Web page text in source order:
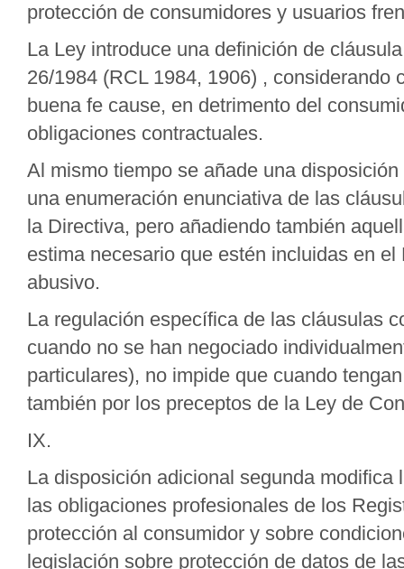
protección de consumidores y usuarios
La Ley introduce una definición de
26/1984 (RCL 1984, 1906) ,
buena fe cause, en detrimento del
obligaciones contractuales.
Al mismo tiempo se añade una
una enumeración enunciativa de las
la Directiva, pero añadiendo también
estima necesario que estén incluidas en
abusivo.
La regulación específica de las cláusulas
cuando no se han negociado
particulares), no impide que cuando
también por los preceptos de la Ley de
IX.
La disposición adicional segunda
las obligaciones profesionales de los
protección al consumidor y sobre
legislación sobre protección de datos de